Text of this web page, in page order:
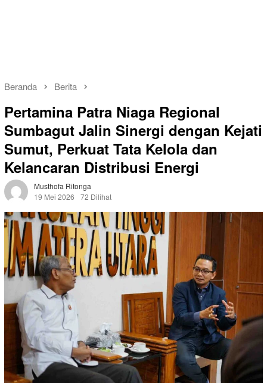
Beranda Berita
Pertamina Patra Niaga Regional
Sumbagut Jalin Sinergi dengan Kejati
Sumut, Perkuat Tata Kelola dan
Kelancaran Distribusi Energi
Musthofa Ritonga
19 Mei 2026
72 Dilihat